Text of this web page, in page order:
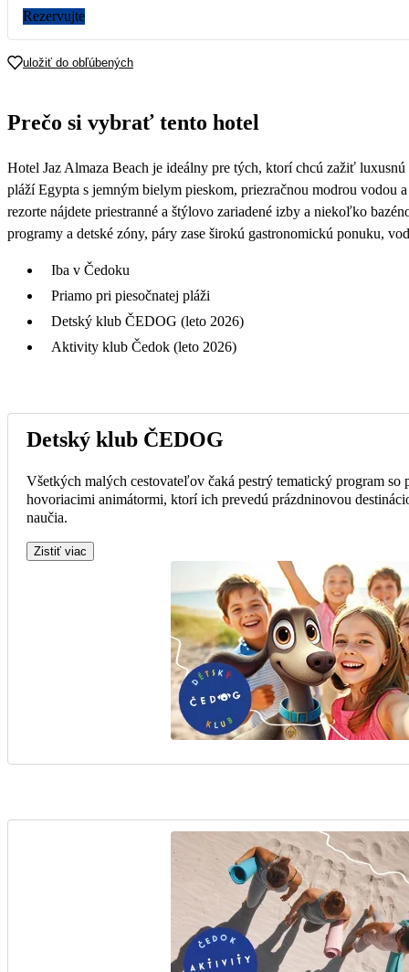
1 458
1 355
Rezervujte
uložiť do obľúbených
Prečo si vybrať tento hotel
Hotel Jaz Almaza Beach je ideálny pre tých, ktorí chcú zažiť
pláží Egypta s jemným bielym pieskom, priezračnou modrou vodou
rezorte nájdete priestranné a štýlovo zariadené izby a niekoľko
programy a detské zóny, páry zase širokú gastronomickú ponuku,
Iba v Čedoku
Priamo pri piesočnatej pláži
Detský klub ČEDOG (leto 2026)
Aktivity klub Čedok (leto 2026)
Detský klub ČEDOG
Všetkých malých cestovateľov čaká pestrý tematický program so
hovoriacimi animátormi, ktorí ich prevedú prázdninovou
naučia.
Zistiť viac